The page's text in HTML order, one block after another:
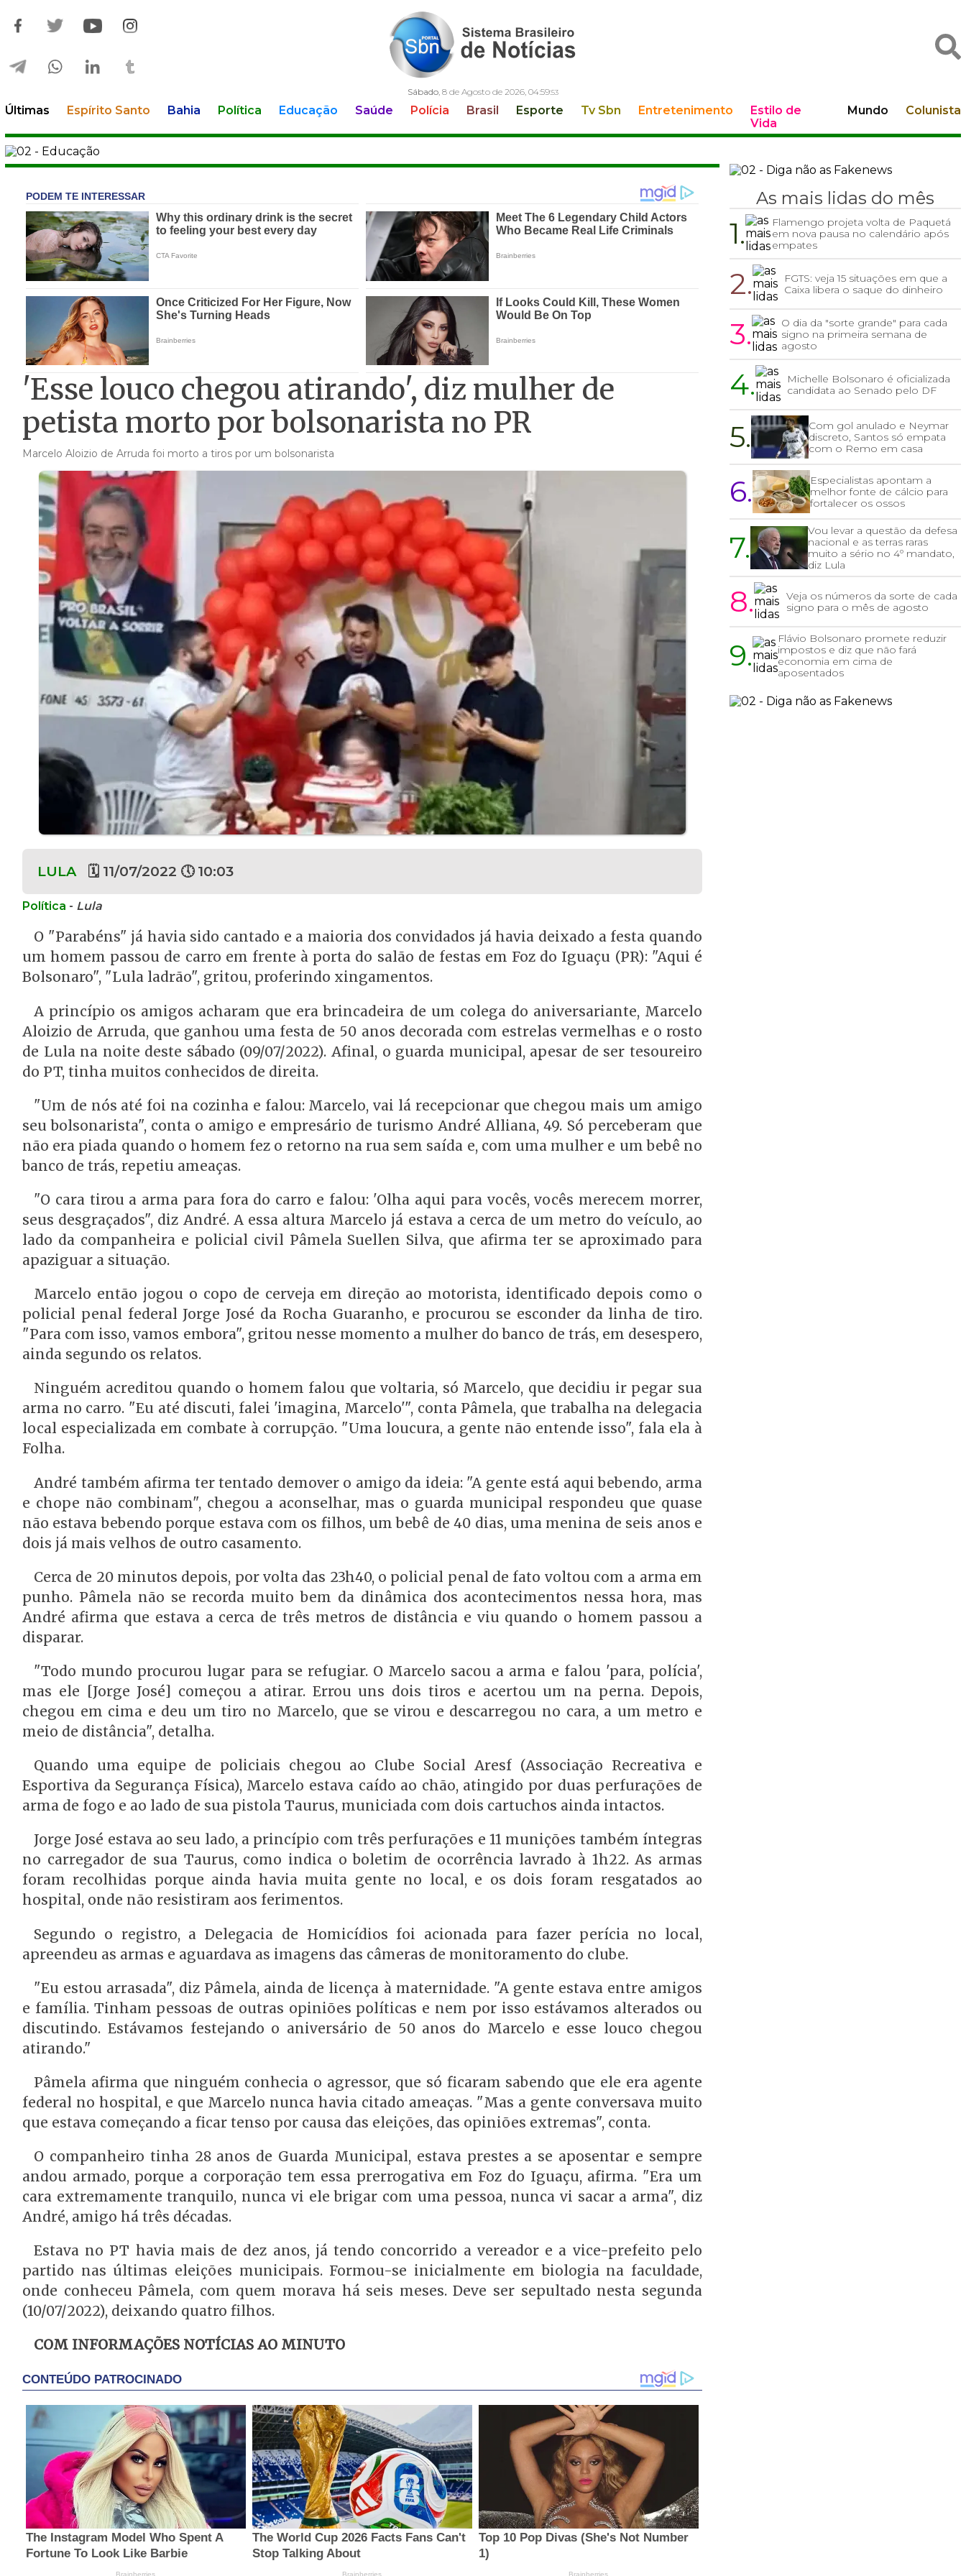
Sábado, 8 de Agosto de 2026, 04:59:55
Últimas Espírito Santo Bahia Política Educação Saúde Polícia Brasil Esporte Tv Sbn Entretenimento
Estilo de
Vida
Mundo Colunista
'Esse louco chegou atirando', diz mulher de
petista morto por bolsonarista no PR
Marcelo Aloizio de Arruda foi morto a tiros por um bolsonarista
LULA 🗓 11/07/2022 🕔 10:03
Política - Lula
O "Parabéns" já havia sido cantado e a maioria dos convidados já havia deixado a festa quando
um homem passou de carro em frente à porta do salão de festas em Foz do Iguaçu (PR): "Aqui é
Bolsonaro", "Lula ladrão", gritou, proferindo xingamentos.
A princípio os amigos acharam que era brincadeira de um colega do aniversariante, Marcelo
Aloizio de Arruda, que ganhou uma festa de 50 anos decorada com estrelas vermelhas e o rosto
de Lula na noite deste sábado (09/07/2022). Afinal, o guarda municipal, apesar de ser tesoureiro
do PT, tinha muitos conhecidos de direita.
"Um de nós até foi na cozinha e falou: Marcelo, vai lá recepcionar que chegou mais um amigo
seu bolsonarista", conta o amigo e empresário de turismo André Alliana, 49. Só perceberam que
não era piada quando o homem fez o retorno na rua sem saída e, com uma mulher e um bebê no
banco de trás, repetiu ameaças.
"O cara tirou a arma para fora do carro e falou: 'Olha aqui para vocês, vocês merecem morrer,
seus desgraçados", diz André. A essa altura Marcelo já estava a cerca de um metro do veículo, ao
lado da companheira e policial civil Pâmela Suellen Silva, que afirma ter se aproximado para
apaziguar a situação.
Marcelo então jogou o copo de cerveja em direção ao motorista, identificado depois como o
policial penal federal Jorge José da Rocha Guaranho, e procurou se esconder da linha de tiro.
"Para com isso, vamos embora", gritou nesse momento a mulher do banco de trás, em desespero,
ainda segundo os relatos.
Ninguém acreditou quando o homem falou que voltaria, só Marcelo, que decidiu ir pegar sua
arma no carro. "Eu até discuti, falei 'imagina, Marcelo'", conta Pâmela, que trabalha na delegacia
local especializada em combate à corrupção. "Uma loucura, a gente não entende isso", fala ela à
Folha.
André também afirma ter tentado demover o amigo da ideia: "A gente está aqui bebendo, arma
e chope não combinam", chegou a aconselhar, mas o guarda municipal respondeu que quase
não estava bebendo porque estava com os filhos, um bebê de 40 dias, uma menina de seis anos e
dois já mais velhos de outro casamento.
Cerca de 20 minutos depois, por volta das 23h40, o policial penal de fato voltou com a arma em
punho. Pâmela não se recorda muito bem da dinâmica dos acontecimentos nessa hora, mas
André afirma que estava a cerca de três metros de distância e viu quando o homem passou a
disparar.
"Todo mundo procurou lugar para se refugiar. O Marcelo sacou a arma e falou 'para, polícia',
mas ele [Jorge José] começou a atirar. Errou uns dois tiros e acertou um na perna. Depois,
chegou em cima e deu um tiro no Marcelo, que se virou e descarregou no cara, a um metro e
meio de distância", detalha.
Quando uma equipe de policiais chegou ao Clube Social Aresf (Associação Recreativa e
Esportiva da Segurança Física), Marcelo estava caído ao chão, atingido por duas perfurações de
arma de fogo e ao lado de sua pistola Taurus, municiada com dois cartuchos ainda intactos.
Jorge José estava ao seu lado, a princípio com três perfurações e 11 munições também íntegras
no carregador de sua Taurus, como indica o boletim de ocorrência lavrado à 1h22. As armas
foram recolhidas porque ainda havia muita gente no local, e os dois foram resgatados ao
hospital, onde não resistiram aos ferimentos.
Segundo o registro, a Delegacia de Homicídios foi acionada para fazer perícia no local,
apreendeu as armas e aguardava as imagens das câmeras de monitoramento do clube.
"Eu estou arrasada", diz Pâmela, ainda de licença à maternidade. "A gente estava entre amigos
e família. Tinham pessoas de outras opiniões políticas e nem por isso estávamos alterados ou
discutindo. Estávamos festejando o aniversário de 50 anos do Marcelo e esse louco chegou
atirando."
Pâmela afirma que ninguém conhecia o agressor, que só ficaram sabendo que ele era agente
federal no hospital, e que Marcelo nunca havia citado ameaças. "Mas a gente conversava muito
que estava começando a ficar tenso por causa das eleições, das opiniões extremas", conta.
O companheiro tinha 28 anos de Guarda Municipal, estava prestes a se aposentar e sempre
andou armado, porque a corporação tem essa prerrogativa em Foz do Iguaçu, afirma. "Era um
cara extremamente tranquilo, nunca vi ele brigar com uma pessoa, nunca vi sacar a arma", diz
André, amigo há três décadas.
Estava no PT havia mais de dez anos, já tendo concorrido a vereador e a vice-prefeito pelo
partido nas últimas eleições municipais. Formou-se inicialmente em biologia na faculdade,
onde conheceu Pâmela, com quem morava há seis meses. Deve ser sepultado nesta segunda
(10/07/2022), deixando quatro filhos.
COM INFORMAÇÕES NOTÍCIAS AO MINUTO
As mais lidas do mês
1.
Flamengo projeta volta de Paquetá
em nova pausa no calendário após
empates
2.
FGTS: veja 15 situações em que a
Caixa libera o saque do dinheiro
3.
O dia da "sorte grande" para cada
signo na primeira semana de
agosto
4.
Michelle Bolsonaro é oficializada
candidata ao Senado pelo DF
5.
Com gol anulado e Neymar
discreto, Santos só empata
com o Remo em casa
6.
Especialistas apontam a
melhor fonte de cálcio para
fortalecer os ossos
7.
Vou levar a questão da defesa
nacional e as terras raras
muito a sério no 4º mandato,
diz Lula
8.
Veja os números da sorte de cada
signo para o mês de agosto
9.
Flávio Bolsonaro promete reduzir
impostos e diz que não fará
economia em cima de
aposentados